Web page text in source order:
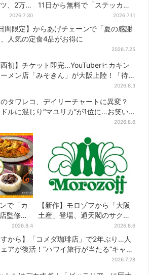
、2万
名作を限
2026.7.30
11日から無料で「ステッカ
ー」もらえる！おにぎり・配
送トラックなど全4種…店頭で
先着100枚
2026.7.11
日間限定】からあげチェーンで「夏の感謝
人気の定食4品がお得に
2026.7.25
西初】チケット即完…YouTuberヒカキン
メン店「みそきん」が大阪上陸！「待
2026.8.3
タワレコ、デイリーチャートに異変？
ルに混じり“マユリカ”が1位に…お笑い
2026.8.6
で「カ
監修メ
お得な割
間だけ
2026.8.4
【新作】モロゾフから「大阪
土産」登場、通天閣のサクサ
クスイーツ 6カ所で順次発売
2026.8.6
すから】「コメダ珈琲店」で2年ぶり…人
アが復活！“ハワイ旅行が当たる”キャン
2026.7.28